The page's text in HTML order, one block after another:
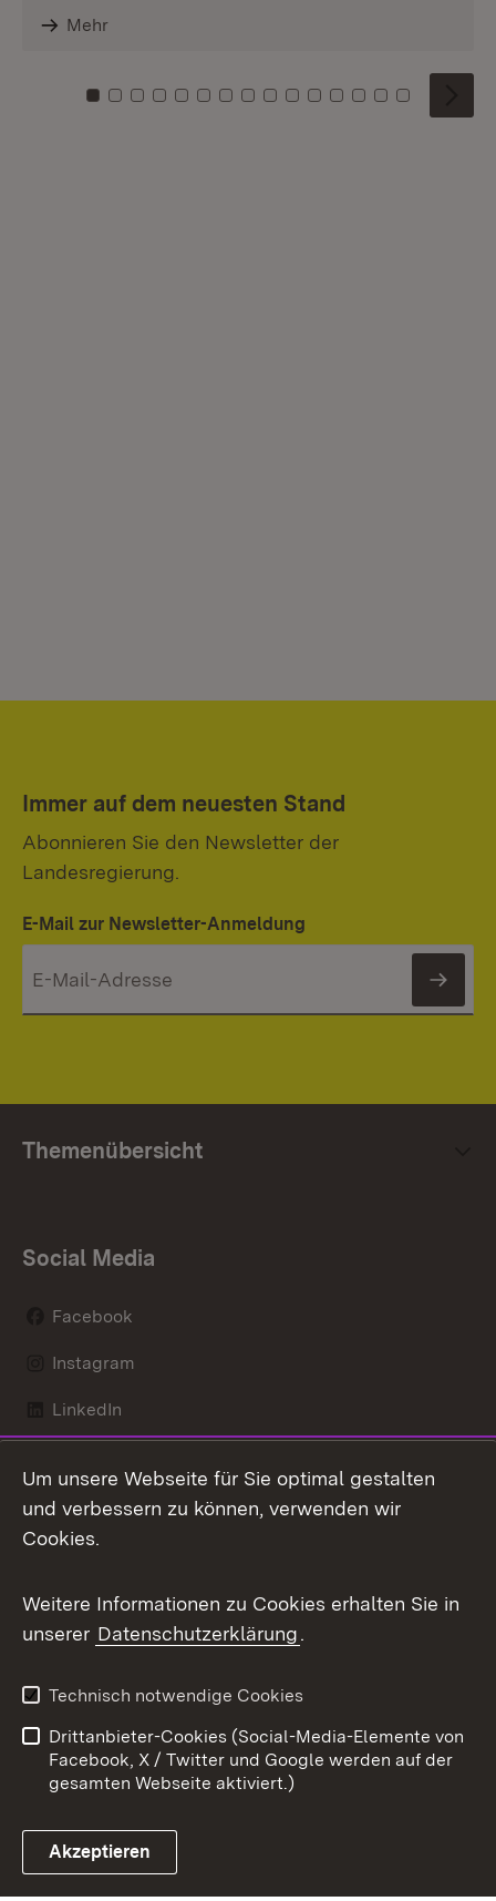
Mehr
Zu Kachel: 0
Zu Kachel: 1
Zu Kachel: 2
Zu Kachel: 3
Zu Kachel: 4
Zu Kachel: 5
Zu Kachel: 6
Zu Kachel: 7
Zu Kachel: 8
Zu Kachel: 9
Zu Kachel: 10
Zu Kachel: 11
Zu Kachel: 12
Zu Kachel:
Zu
Immer auf dem neuesten Stand
Abonnieren Sie den Newsletter der
Landesregierung.
E-Mail zur Newsletter-Anmeldung
Themenübersicht
Social Media
Facebook
Instagram
LinkedIn
X / Twitter
Youtube
Link zum Landesportal
Kontakt
Datenschutz
Barrierefreiheit
Impressum
Cookies
Um unsere Webseite für Sie optimal gestalten
und verbessern zu können, verwenden wir
Cookies.
Weitere Informationen zu Cookies erhalten Sie in
unserer Datenschutzerklärung.
Technisch notwendige Cookies
Drittanbieter-Cookies (Social-Media-Elemente von
Facebook, X / Twitter und Google werden auf der
gesamten Webseite aktiviert.)
Akzeptieren